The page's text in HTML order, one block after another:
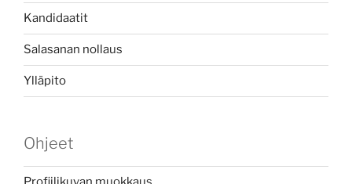
Kandidaatit
Salasanan nollaus
Ylläpito
Ohjeet